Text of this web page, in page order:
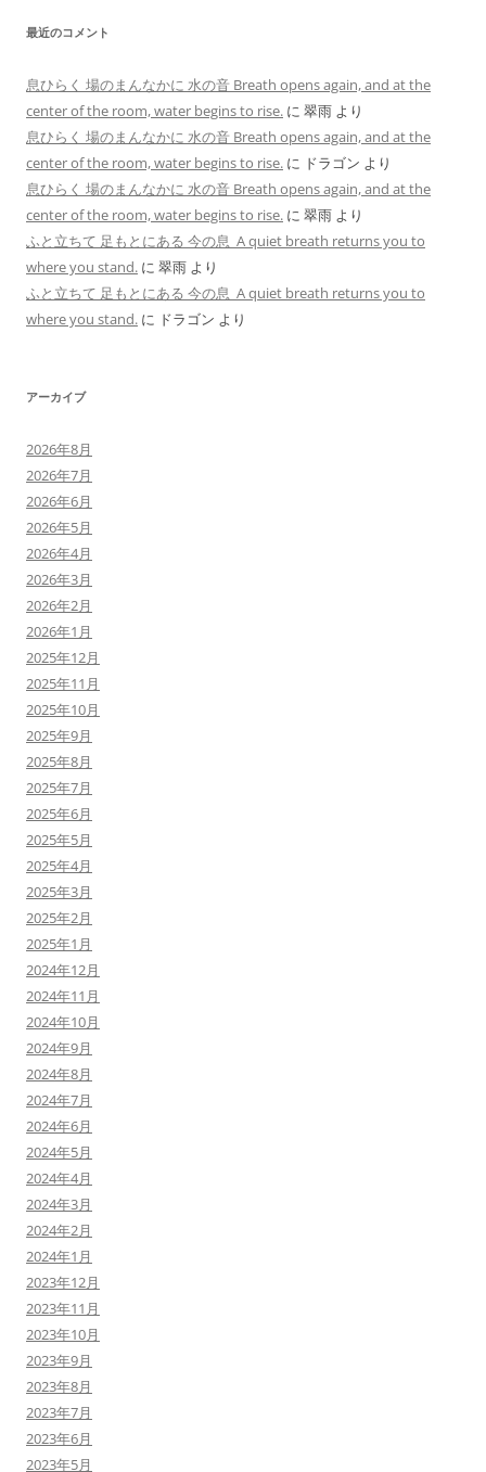
最近のコメント
息ひらく 場のまんなかに 水の音 Breath opens again, and at the
center of the room, water begins to rise. に 翠雨 より
息ひらく 場のまんなかに 水の音 Breath opens again, and at the
center of the room, water begins to rise. に ドラゴン より
息ひらく 場のまんなかに 水の音 Breath opens again, and at the
center of the room, water begins to rise. に 翠雨 より
ふと立ちて 足もとにある 今の息 A quiet breath returns you to
where you stand. に 翠雨 より
ふと立ちて 足もとにある 今の息 A quiet breath returns you to
where you stand. に ドラゴン より
アーカイブ
2026年8月
2026年7月
2026年6月
2026年5月
2026年4月
2026年3月
2026年2月
2026年1月
2025年12月
2025年11月
2025年10月
2025年9月
2025年8月
2025年7月
2025年6月
2025年5月
2025年4月
2025年3月
2025年2月
2025年1月
2024年12月
2024年11月
2024年10月
2024年9月
2024年8月
2024年7月
2024年6月
2024年5月
2024年4月
2024年3月
2024年2月
2024年1月
2023年12月
2023年11月
2023年10月
2023年9月
2023年8月
2023年7月
2023年6月
2023年5月